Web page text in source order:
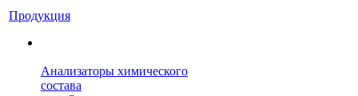
Продукция
Анализаторы химического
состава